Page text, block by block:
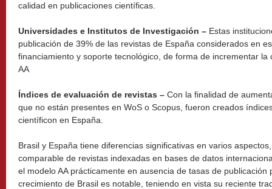
calidad en publicaciones científicas.
Universidades e Institutos de Investigación – Estas
publicación de 39% de las revistas de España considerados en
financiamiento y soporte tecnológico, de forma de incrementar la
AA
Índices de evaluación de revistas – Con la finalidad de
que no están presentes en WoS o Scopus, fueron creados
científicon en España.
Brasil y España tiene diferencias significativas en varios
comparable de revistas indexadas en bases de datos
el modelo AA prácticamente en ausencia de tasas de
crecimiento de Brasil es notable, teniendo en vista su reciente